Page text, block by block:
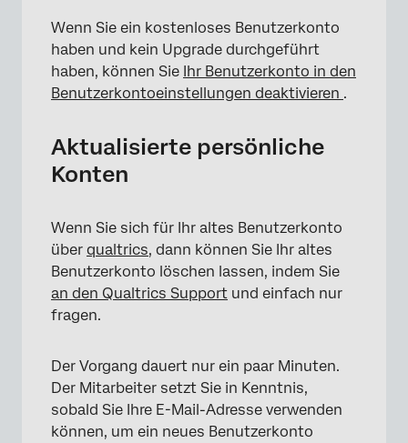
Wenn Sie ein kostenloses Benutzerkonto
haben und kein Upgrade durchgeführt
haben, können Sie Ihr Benutzerkonto in den
Benutzerkontoeinstellungen deaktivieren .
Aktualisierte persönliche
Konten
Wenn Sie sich für Ihr altes Benutzerkonto
über qualtrics, dann können Sie Ihr altes
Benutzerkonto löschen lassen, indem Sie
an den Qualtrics Support und einfach nur
fragen.
Der Vorgang dauert nur ein paar Minuten.
Der Mitarbeiter setzt Sie in Kenntnis,
sobald Sie Ihre E-Mail-Adresse verwenden
können, um ein neues Benutzerkonto